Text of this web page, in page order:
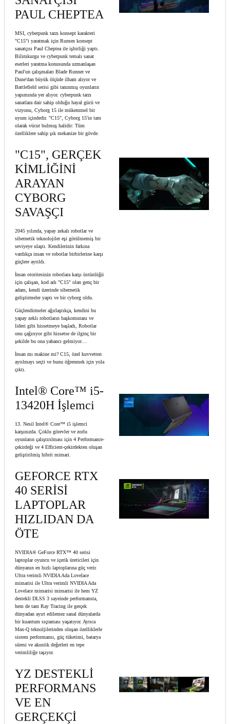
PAUL CHEPTEA
MSI, cyberpunk tarzı konsept karakteri
"C15"i yaratmak için Rumen konsept
sanatçısı Paul Cheptea ile işbirliği yaptı.
Bilimkurgu ve cyberpunk temalı sanat
eserleri yaratma konusunda uzmanlaşan
Paul'un çalışmaları Blade Runner ve
Dune'dan büyük ölçüde ilham alıyor ve
Battlefield serisi gibi tanınmış oyunların
yapımında yer alıyor. cyberpunk tarzı
sanatlara dair sahip olduğu hayal gücü ve
vizyonu, Cyborg 15 ile mükemmel bir
uyum içindedir. "C15", Cyborg 15'in tam
olarak vücut bulmuş halidir: Tüm
özelliklere sahip şık mekanize bir gövde.
"C15", GERÇEK
KİMLİĞİNİ
ARAYAN
CYBORG
SAVAŞÇI
2045 yılında, yapay zekalı robotlar ve
sibernetik teknolojiler eşi görülmemiş bir
seviyeye ulaştı. Kendilerinin farkına
vardıkça insan ve robotlar birbirlerine karşı
güçlere ayrıldı.
İnsan otoritesinin robotlara karşı üstünlüğü
için çalışan, kod adı "C15" olan genç bir
adam, kendi üzerinde sibernetik
geliştirmeler yaptı ve bir cyborg oldu.
Güçlendirmeler ağırlaştıkça, kendini bu
yapay zeklı robotların başkomutanı ve
lideri gibi hissetmeye başladı, Robotlar
onu çağırıyor gibi hissetse de ilginç bir
şekilde bu ona yabancı gelmiyor…
İnsan mı makine mi? C15, özel kuvvetten
ayrılmayı seçti ve bunu öğrenmek için yola
çıktı.
Intel® Core™ i5-
13420H İşlemci
13. Nesil Intel® Core™ i5 işlemci
karşınızda. Çoklu görevler ve zorlu
oyunların çalıştırılması için 4 Performance-
çekirdeği ve 4 Efficient-çekirdekten oluşan
geliştirilmiş hibrit mimari.
GEFORCE RTX
40 SERİSİ
LAPTOPLAR
HIZLIDAN DA
ÖTE
NVIDIA® GeForce RTX™ 40 serisi
laptoplar oyuncu ve içerik üreticileri için
dünyanın en hızlı laptoplarına güç verir.
Ultra verimli NVIDIA Ada Lovelace
mimarisi ile Ultra verimli NVIDIA Ada
Lovelace mimarisi mimarisi ile hem YZ
destekli DLSS 3 sayeinde performansta,
hem de tam Ray Tracing ile gerçek
dünyadan ayırt edilemez sanal dünyalarda
bir kuantum sıçraması yaşatıyor. Ayrıca
Max-Q teknoljilerinden oluşan özelliklerle
sistem performansı, güç tüketimi, batarya
süresi ve akustik değerleri en tepe
verimliliğe taşıyor.
YZ DESTEKLİ
PERFORMANS
VE EN
GERÇEKÇİ